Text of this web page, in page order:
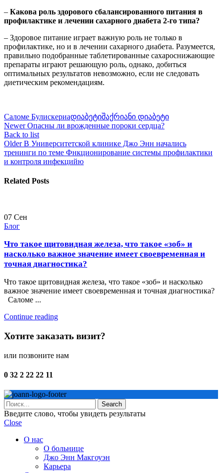
– Какова роль здорового сбалансированного питания в
профилактике и лечении сахарного диабета 2-го типа?
– Здоровое питание играет важную роль не только в
профилактике, но и в лечении сахарного диабета. Разумеется,
правильно подобранные таблетированные сахароснижающие
препараты играют решающую роль, однако, добиться
оптимальных результатов невозможно, если не следовать
диетическим рекомендациям.
Саломе Булискериaდიაბეტიშაქრიანი დიაბეტი
Newer Опасны ли врожденные пороки сердца?
Back to list
Older В Университетской клинике Джо Энн начались
тренинги по теме Фнкционирование системы профилактики
и контроля инфекцийю
Related Posts
07 Сен
Блог
Что такое щитовидная железа, что такое «зоб» и
насколько важное значение имеет своевременная и
точная диагностика?
Что такое щитовидная железа, что такое «зоб» и насколько
важное значение имеет своевременная и точная диагностика?
Саломе ...
Continue reading
Хотите заказать визит?
или позвоните нам
0 32 2 22 22 11
Search
Введите слово, чтобы увидеть результаты
Close
О нас
О больнице
Джо Энн Макгоуэн
Карьера